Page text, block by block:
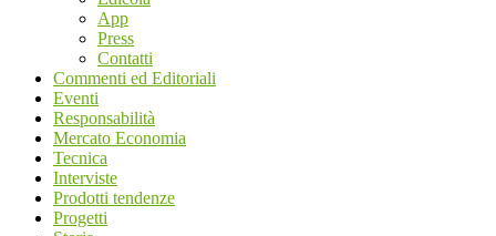
App
Press
Contatti
Commenti ed Editoriali
Eventi
Responsabilità
Mercato Economia
Tecnica
Interviste
Prodotti tendenze
Progetti